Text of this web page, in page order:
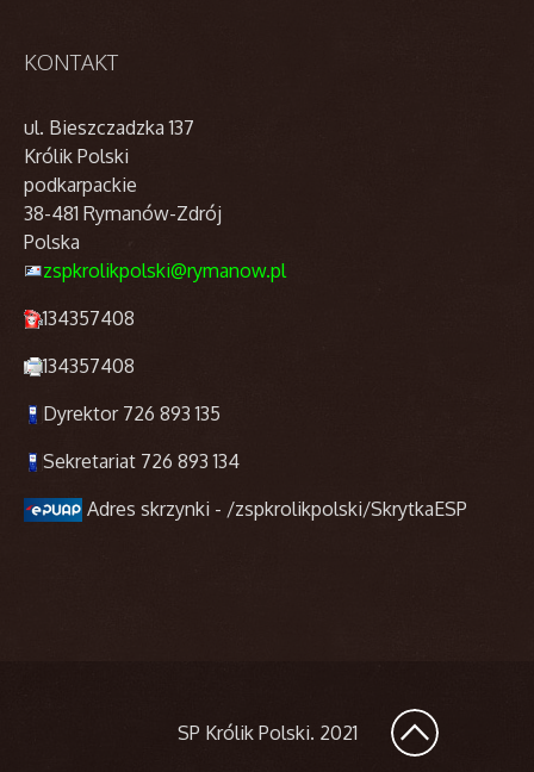
KONTAKT
ul. Bieszczadzka 137
Królik Polski
podkarpackie
38-481 Rymanów-Zdrój
Polska
zspkrolikpolski@rymanow.pl
134357408
134357408
Dyrektor 726 893 135
Sekretariat 726 893 134
Adres skrzynki - /zspkrolikpolski/SkrytkaESP
SP Królik Polski. 2021